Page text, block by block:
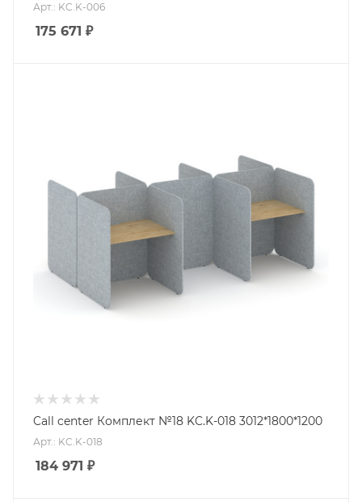
Арт.: KC.K-006
175 671 ₽
Call center Комплект №18 KC.K-018 3012*1800*1200
Арт.: KC.K-018
184 971 ₽